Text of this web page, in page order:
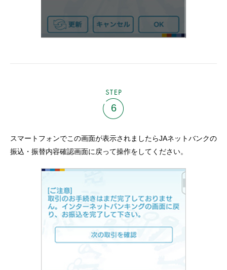
6
スマートフォンでこの画面が表示されましたらJAネットバンクの
振込・振替内容確認画面に戻って操作をしてください。